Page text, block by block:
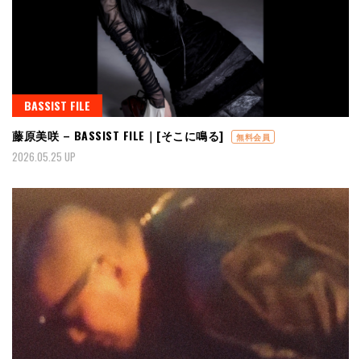
BASSIST FILE
藤原美咲 – BASSIST FILE｜[そこに鳴る]
無料会員
2026.05.25 UP